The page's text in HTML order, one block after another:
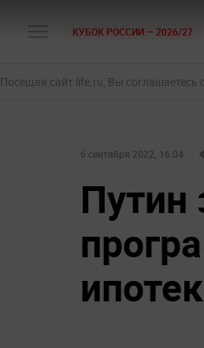
КУБОК РОССИИ — 2026/27
Посещая сайт life.ru, Вы соглашаетесь
6 сентября 2022, 16:04
Путин